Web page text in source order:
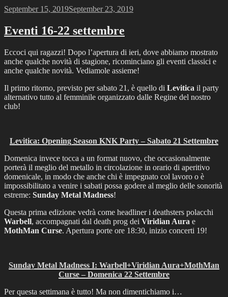
Posted
September 15, 2019September 23, 2019
Eventi 16-22 settembre
Eccoci qui ragazzi! Dopo l’apertura di ieri, dove abbiamo mostrato
anche qualche novità di stagione, ricominciano gli eventi classici e
anche qualche novità. Vediamole assieme!
Il primo ritorno, previsto per sabato 21, è quello di Levitica il party
alternativo tutto al femminile organizzato dalle Regine del nostro
club!
Levitica: Opening Season KNK Party – Sabato 21 Settembre
Domenica invece tocca a un format nuovo, che occasionalmente
porterà il meglio del metallo in circolazione in orario di aperitivo
domenicale, in modo che anche chi è impegnato col lavoro o è
impossibilitato a venire i sabati possa godere al meglio delle sonorità
estreme: Sunday Metal Madness!
Questa prima edizione vedrà come headliner i deathsters polacchi
Warbell, accompagnati dal death prog dei Viridian Aura e
MothMan Curse. Apertura porte ore 18:30, inizio concerti 19!
Sunday Metal Madness I: Warbell+Viridian Aura+MothMan
Curse – Domenica 22 Settembre
Per questa settimana è tutto! Ma non dimentichiamo i…